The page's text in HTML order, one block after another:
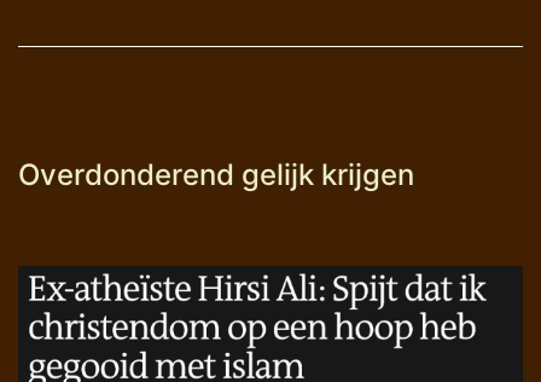
Overdonderend gelijk krijgen